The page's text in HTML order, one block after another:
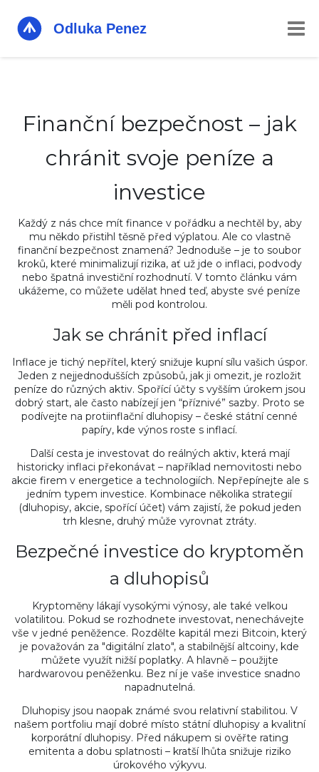
Finanční bezpečnost – jak
chránit svoje peníze a
investice
Každý z nás chce mít finance v pořádku a nechtěl by, aby
mu někdo přistihl těsně před výplatou. Ale co vlastně
finanční bezpečnost znamená? Jednoduše – je to soubor
kroků, které minimalizují rizika, ať už jde o inflaci, podvody
nebo špatná investiční rozhodnutí. V tomto článku vám
ukážeme, co můžete udělat hned teď, abyste své peníze
měli pod kontrolou.
Jak se chránit před inflací
Inflace je tichý nepřítel, který snižuje kupní sílu vašich úspor.
Jeden z nejjednodušších způsobů, jak ji omezit, je rozložit
peníze do různých aktiv. Spořící účty s vyšším úrokem jsou
dobrý start, ale často nabízejí jen “příznivé” sazby. Proto se
podívejte na protiinflační dluhopisy – české státní cenné
papíry, kde výnos roste s inflací.
Další cesta je investovat do reálných aktiv, která mají
historicky inflaci překonávat – například nemovitosti nebo
akcie firem v energetice a technologiích. Nepřepínejte ale s
jedním typem investice. Kombinace několika strategií
(dluhopisy, akcie, spořící účet) vám zajistí, že pokud jeden
trh klesne, druhý může vyrovnat ztráty.
Bezpečné investice do kryptoměn
a dluhopisů
Kryptoměny lákají vysokými výnosy, ale také velkou
volatilitou. Pokud se rozhodnete investovat, nenechávejte
vše v jedné peněžence. Rozdělte kapitál mezi Bitcoin, který
je považován za "digitální zlato", a stabilnější altcoiny, kde
můžete využít nižší poplatky. A hlavně – použijte
hardwarovou peněženku. Bez ní je vaše investice snadno
napadnutelná.
Dluhopisy jsou naopak známé svou relativní stabilitou. V
našem portfoliu mají dobré místo státní dluhopisy a kvalitní
korporátní dluhopisy. Před nákupem si ověřte rating
emitenta a dobu splatnosti – kratší lhůta snižuje riziko
úrokového výkyvu.